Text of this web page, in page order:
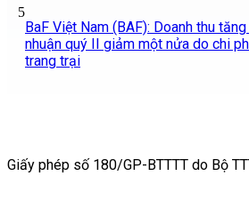
5
BaF Việt Nam (BAF): Doanh thu
nhuận quý II giảm một nửa do chi
trang trại
Giấy phép số 180/GP-BTTTT do Bộ